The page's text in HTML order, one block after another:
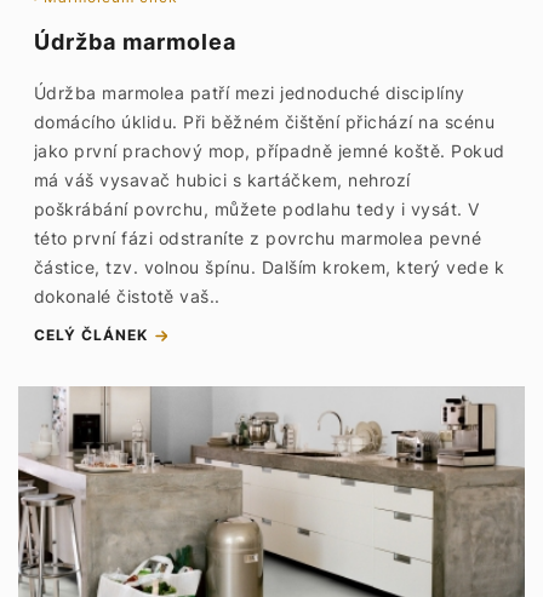
Údržba marmolea
Údržba marmolea patří mezi jednoduché disciplíny
domácího úklidu. Při běžném čištění přichází na scénu
jako první prachový mop, případně jemné koště. Pokud
má váš vysavač hubici s kartáčkem, nehrozí
poškrábání povrchu, můžete podlahu tedy i vysát. V
této první fázi odstraníte z povrchu marmolea pevné
částice, tzv. volnou špínu. Dalším krokem, který vede k
dokonalé čistotě vaš..
CELÝ ČLÁNEK